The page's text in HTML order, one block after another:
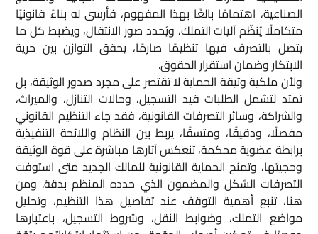
الصناعية، اهتمامًا بالغًا بهذا المفهوم، فأرسى له بناءً قانونيًا
متكاملًا يُنظّم آليات التملك، ويُحدد صور الانتقال، ويضبط كل ما
يتصل بالتصرف فيها تنظيمًا صارمًا، يحقق التوازن بين حرية
الابتكار وضمان استقرار الحقوق.
ولأن ملكية وثيقة الحماية لا تقتصر على مجرد صدور الوثيقة، بل
تمتد لتشمل الطلبات قيد التسجيل، وحالات التنازل، والميراث،
والشراكة، وسائر التصرفات القانونية، فقد جاء التنظيم القانوني
مفصلًا، ودقيقًا، ومتسقًا، يربط بين النظام واللائحة التنفيذية
برابطة عضوية محكمة، تنعكس آثارها مباشرة على قوة الوثيقة
وحجيتها، وتمنح الحماية القانونية للمالك الجديد متى استوفت
التصرفات الشكل والمضمون الذي حدده المنظم بدقة. ومن
هنا، تنبع أهمية التوقف عند تفاصيل هذا التنظيم، وتحليل
مواضع التملك، وضوابط النقل، وشروط التسجيل، باعتبارها